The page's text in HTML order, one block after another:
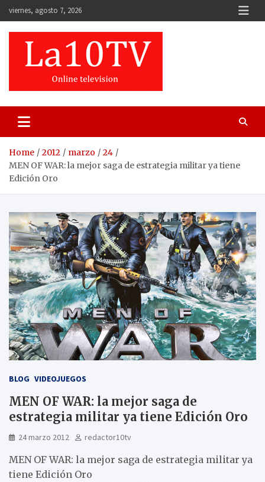
Skip
to
content
viernes, agosto 7, 2026
Home 2012 marzo
24
MEN OF WAR: la mejor saga de estrategia militar ya tiene
Edición Oro
BLOG VIDEOJUEGOS
MEN OF WAR: la mejor saga de
estrategia militar ya tiene Edición Oro
24 marzo 2012 redactor10tv
MEN OF WAR: la mejor saga de estrategia militar ya
tiene Edición Oro